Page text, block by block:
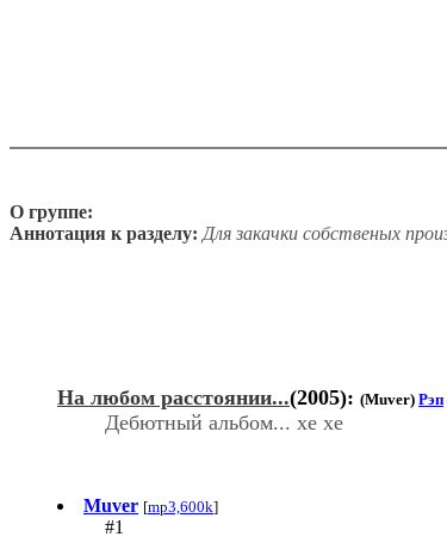
О группе:
Аннотация к разделу: Для закачки собственых
На любом расстоянии...(2005): (Muver) Рэп
Дебютный альбом... хе хе
Muver [mp3,600k]
#1